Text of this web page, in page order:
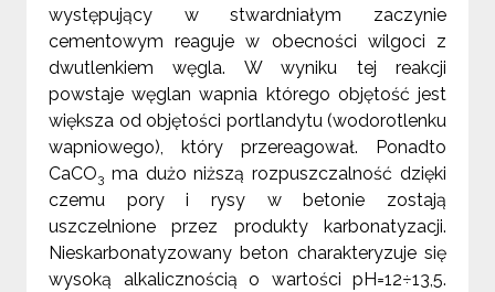
występujący w stwardniałym zaczynie
cementowym reaguje w obecności wilgoci z
dwutlenkiem węgla. W wyniku tej reakcji
powstaje węglan wapnia którego objętość jest
większa od objętości portlandytu (wodorotlenku
wapniowego), który przereagował. Ponadto
CaCO3 ma dużo niższą rozpuszczalność dzięki
czemu pory i rysy w betonie zostają
uszczelnione przez produkty karbonatyzacji.
Nieskarbonatyzowany beton charakteryzuje się
wysoką alkalicznością o wartości pH=12÷13,5.